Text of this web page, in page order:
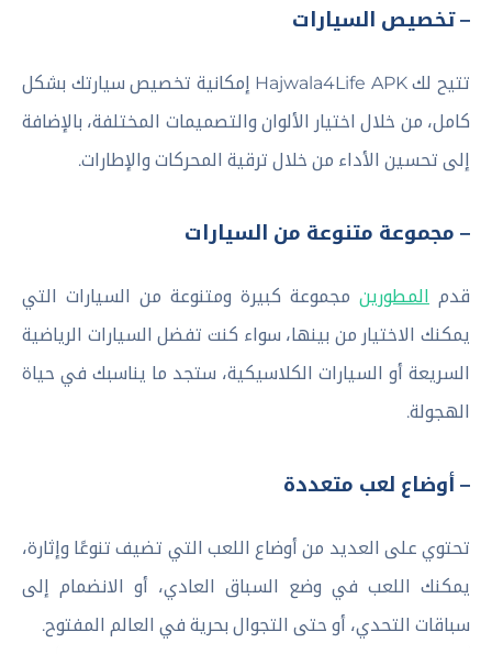
– تخصيص السيارات
تتيح لك Hajwala4Life APK إمكانية تخصيص سيارتك بشكل
كامل، من خلال اختيار الألوان والتصميمات المختلفة، بالإضافة
إلى تحسين الأداء من خلال ترقية المحركات والإطارات.
– مجموعة متنوعة من السيارات
قدم المطورين مجموعة كبيرة ومتنوعة من السيارات التي
يمكنك الاختيار من بينها، سواء كنت تفضل السيارات الرياضية
السريعة أو السيارات الكلاسيكية، ستجد ما يناسبك في حياة
الهجولة.
– أوضاع لعب متعددة
تحتوي على العديد من أوضاع اللعب التي تضيف تنوعًا وإثارة،
يمكنك اللعب في وضع السباق العادي، أو الانضمام إلى
سباقات التحدي، أو حتى التجوال بحرية في العالم المفتوح.